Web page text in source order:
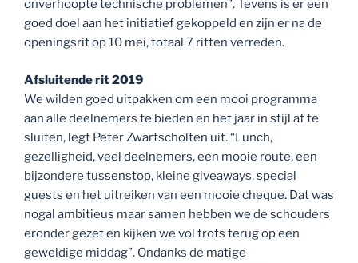
onverhoopte technische problemen”. Tevens is er een
goed doel aan het initiatief gekoppeld en zijn er na de
openingsrit op 10 mei, totaal 7 ritten verreden.
Afsluitende rit 2019
We wilden goed uitpakken om een mooi programma
aan alle deelnemers te bieden en het jaar in stijl af te
sluiten, legt Peter Zwartscholten uit. “Lunch,
gezelligheid, veel deelnemers, een mooie route, een
bijzondere tussenstop, kleine giveaways, special
guests en het uitreiken van een mooie cheque. Dat was
nogal ambitieus maar samen hebben we de schouders
eronder gezet en kijken we vol trots terug op een
geweldige middag”. Ondanks de matige